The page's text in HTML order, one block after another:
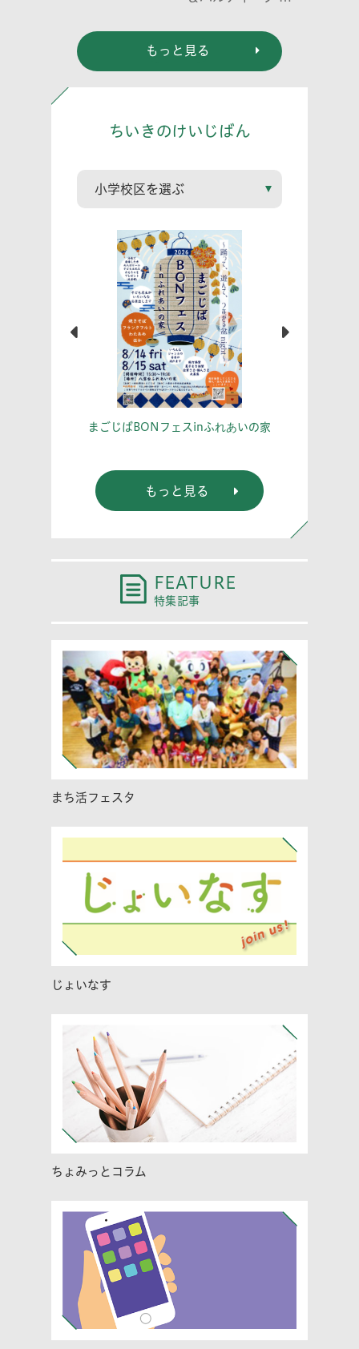
祐貴 川口尭史 伊東
真奈
もっと見る
ちいきのけいじばん
まごじばBONフェスinふれあいの家
もっと見る
FEATURE
特集記事
まち活フェスタ
じょいなす
ちょみっとコラム